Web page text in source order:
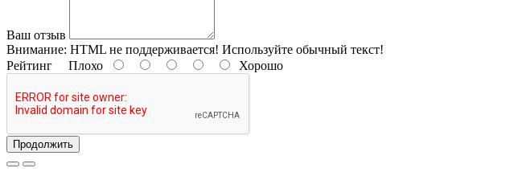
Ваш отзыв
Внимание: HTML не поддерживается! Используйте обычный текст!
Рейтинг Плохо Хорошо
Продолжить